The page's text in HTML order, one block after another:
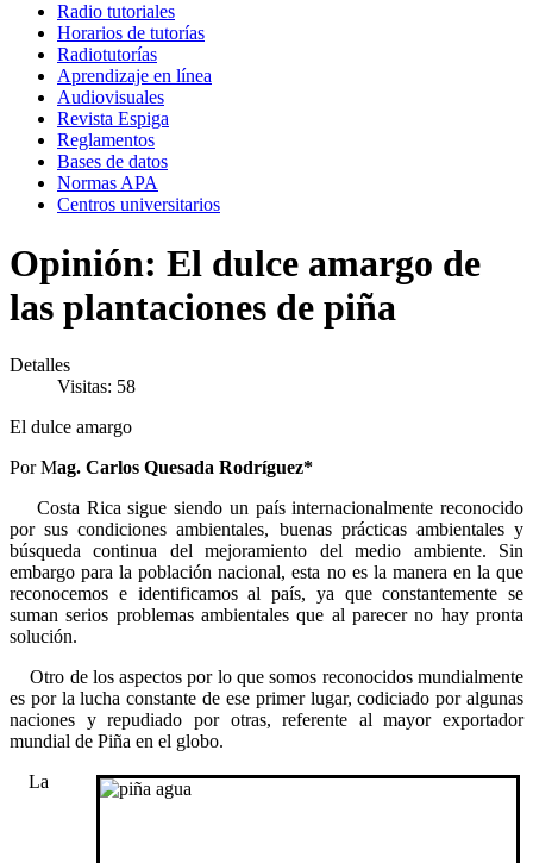
Radio tutoriales
Horarios de tutorías
Radiotutorías
Aprendizaje en línea
Audiovisuales
Revista Espiga
Reglamentos
Bases de datos
Normas APA
Centros universitarios
Opinión: El dulce amargo de
las plantaciones de piña
Detalles
Visitas: 58
El dulce amargo
Por Mag. Carlos Quesada Rodríguez*
Costa Rica sigue siendo un país internacionalmente reconocido
por sus condiciones ambientales, buenas prácticas ambientales y
búsqueda continua del mejoramiento del medio ambiente. Sin
embargo para la población nacional, esta no es la manera en la que
reconocemos e identificamos al país, ya que constantemente se
suman serios problemas ambientales que al parecer no hay pronta
solución.
Otro de los aspectos por lo que somos reconocidos mundialmente
es por la lucha constante de ese primer lugar, codiciado por algunas
naciones y repudiado por otras, referente al mayor exportador
mundial de Piña en el globo.
La